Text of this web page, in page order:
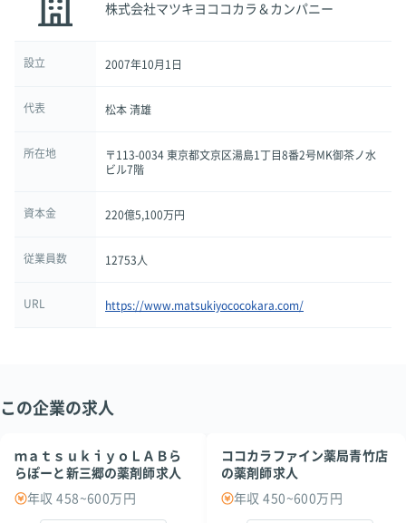
株式会社マツキヨココカラ＆カンパニー
設立 2007年10月1日
代表 松本 清雄
所在地
〒113-0034 東京都文京区湯島1丁目8番2号MK御茶ノ水
ビル7階
資本金 220億5,100万円
従業員数 12753人
URL https://www.matsukiyococokara.com/
この企業の求人
ｍａｔｓｕｋｉｙｏＬＡＢら
らぽーと新三郷の薬剤師求人
年収 458~600万円
ココカラファイン薬局青竹店
の薬剤師求人
年収 450~600万円